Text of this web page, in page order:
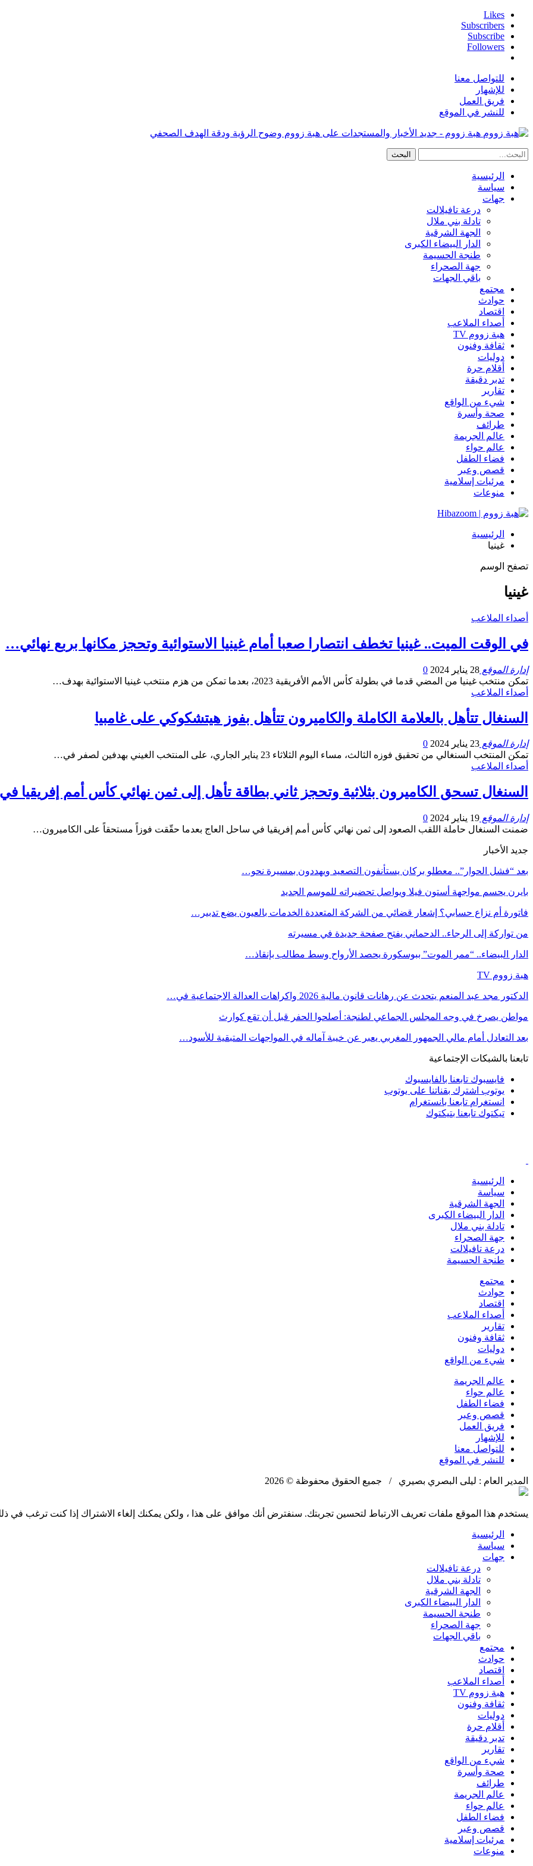
Likes
Subscribers
Subscribe
Followers
للتواصل معنا
للإشهار
فريق العمل
للنشر في الموقع
هبة زووم - جديد الأخبار والمستجدات على هبة زووم وضوح الرؤية ودقة الهدف الصحفي
الرئيسية
سياسة
جهات
درعة تافيلالت
تادلة بني ملال
الجهة الشرقية
الدار البيضاء الكبرى
طنجة الحسيمة
جهة الصحراء
باقي الجهات
مجتمع
حوادث
اقتصاد
أصداء الملاعب
هبة زووم TV
ثقافة وفنون
دوليات
أقلام حرة
تدبر دقيقة
تقارير
شيء من الواقع
صحة وأسرة
طرائف
عالم الجريمة
عالم حواء
فضاء الطفل
قصص وعبر
مرئيات إسلامية
منوعات
الرئيسية
غينيا
تصفح الوسم
غينيا
أصداء الملاعب
في الوقت الميت.. غينيا تخطف انتصارا صعبا أمام غينيا الاستوائية وتحجز مكانها بربع نهائي…
إدارة الموقع 28 يناير 2024
0
تمكن منتخب غينيا من المضي قدما في بطولة كأس الأمم الأفريقية 2023، بعدما تمكن من هزم منتخب غينيا الاستوائية بهدف…
أصداء الملاعب
السنغال تتأهل بالعلامة الكاملة والكاميرون تتأهل بفوز هيتشكوكي على غامبيا
إدارة الموقع 23 يناير 2024
0
تمكن المنتخب السنغالي من تحقيق فوزه الثالث، مساء اليوم الثلاثاء 23 يناير الجاري، على المنتخب الغيني بهدفين لصفر في…
أصداء الملاعب
السنغال تسحق الكاميرون بثلاثية وتحجز ثاني بطاقة تأهل إلى ثمن نهائي كأس أمم إفريقيا
إدارة الموقع 19 يناير 2024
0
ضمنت السنغال حاملة اللقب الصعود إلى ثمن نهائي كأس أمم إفريقيا في ساحل العاج بعدما حقّقت فوزاً مستحقاً على الكاميرون…
جديد الأخبار
بعد “فشل الحوار”.. معطلو بركان يستأنفون التصعيد ويهددون بمسيرة نحو…
بايرن يحسم مواجهة أستون فيلا ويواصل تحضيراته للموسم الجديد
فاتورة أم نزاع حسابي؟ إشعار قضائي من الشركة المتعددة الخدمات بالعيون يضع تدبير…
من تواركة إلى الرجاء.. الدحماني يفتح صفحة جديدة في مسيرته
الدار البيضاء.. “ممر الموت” ببوسكورة يحصد الأرواح وسط مطالب بإنقاذ…
هبة زووم TV
الدكتور مجد عبد المنعم يتحدث عن رهانات قانون مالية 2026 واكراهات العدالة الاجتماعية في…
مواطن يصرخ في وجه المجلس الجماعي لطنجة: أصلحوا الحفر قبل أن تقع كوارث
بعد التعادل أمام مالي الجمهور المغربي يعبر عن خيبة آماله في المواجهات المتبقية للأسود…
تابعنا بالشبكات الإجتماعية
فايسبوك تابعنا بالفايسبوك
يوتوب اشترك بقناتنا على يوتوب
انستغرام تابعنا بانستغرام
تيكتوك تابعنا بتيكتوك
الرئيسية
سياسة
الجهة الشرقية
الدار البيضاء الكبرى
تادلة بني ملال
جهة الصحراء
درعة تافيلالت
طنجة الحسيمة
مجتمع
حوادث
اقتصاد
أصداء الملاعب
تقارير
ثقافة وفنون
دوليات
شيء من الواقع
عالم الجريمة
عالم حواء
فضاء الطفل
قصص وعبر
فريق العمل
للإشهار
للتواصل معنا
للنشر في الموقع
المدير العام : ليلى البصري بصيري / جميع الحقوق محفوظة © 2026
يستخدم هذا الموقع ملفات تعريف الارتباط لتحسين تجربتك. سنفترض أنك موافق على هذا ، ولكن يمكنك إلغاء الاشتراك إذا كنت ترغب في
الرئيسية
سياسة
جهات
درعة تافيلالت
تادلة بني ملال
الجهة الشرقية
الدار البيضاء الكبرى
طنجة الحسيمة
جهة الصحراء
باقي الجهات
مجتمع
حوادث
اقتصاد
أصداء الملاعب
هبة زووم TV
ثقافة وفنون
دوليات
أقلام حرة
تدبر دقيقة
تقارير
شيء من الواقع
صحة وأسرة
طرائف
عالم الجريمة
عالم حواء
فضاء الطفل
قصص وعبر
مرئيات إسلامية
منوعات